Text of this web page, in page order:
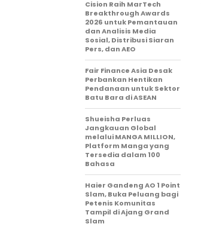
Cision Raih MarTech
Breakthrough Awards
2026 untuk Pemantauan
dan Analisis Media
Sosial, Distribusi Siaran
Pers, dan AEO
Fair Finance Asia Desak
Perbankan Hentikan
Pendanaan untuk Sektor
Batu Bara di ASEAN
Shueisha Perluas
Jangkauan Global
melalui MANGA MILLION,
Platform Manga yang
Tersedia dalam 100
Bahasa
Haier Gandeng AO 1 Point
Slam, Buka Peluang bagi
Petenis Komunitas
Tampil di Ajang Grand
Slam